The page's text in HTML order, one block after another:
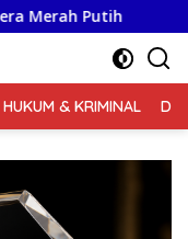
PKL dan
HUKUM & KRIMINAL